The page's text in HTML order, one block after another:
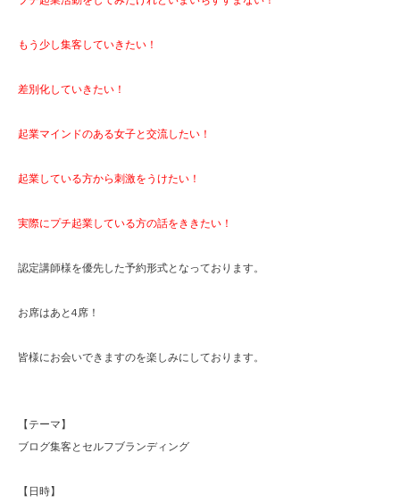
もう少し集客していきたい！
差別化していきたい！
起業マインドのある女子と交流したい！
起業している方から刺激をうけたい！
実際にプチ起業している方の話をききたい！
認定講師様を優先した予約形式となっております。
お席はあと4席！
皆様にお会いできますのを楽しみにしております。
【テーマ】
ブログ集客とセルフブランディング
【日時】